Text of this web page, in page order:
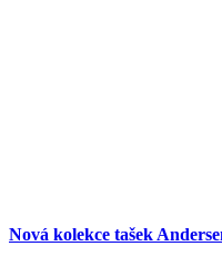
Nová kolekce tašek